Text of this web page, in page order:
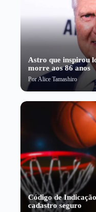
Astro que inspirou
morre aos 86 anos
PorAlice Tamashiro
Código de
cadastro seguro